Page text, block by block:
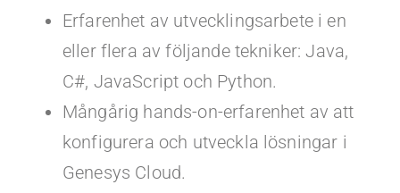
Erfarenhet av utvecklingsarbete i en
eller flera av följande tekniker: Java,
C#, JavaScript och Python.
Mångårig hands-on-erfarenhet av att
konfigurera och utveckla lösningar i
Genesys Cloud.